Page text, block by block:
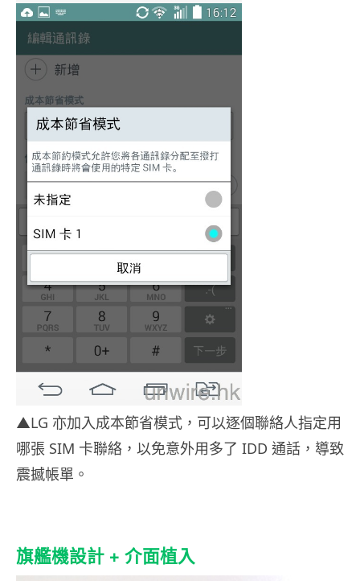
▲LG 亦加入成本節省模式，可以逐個聯絡人指定用
哪張 SIM 卡聯絡，以免意外用多了 IDD 通話，導致
震撼帳單。
旗艦機設計 + 介面植入